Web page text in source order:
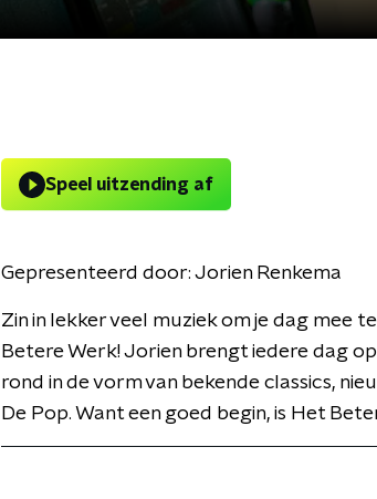
Speel uitzending af
Gepresenteerd door: Jorien Renkema
Zin in lekker veel muziek om je dag mee
Betere Werk! Jorien brengt iedere dag
rond in de vorm van bekende classics,
De Pop. Want een goed begin, is Het